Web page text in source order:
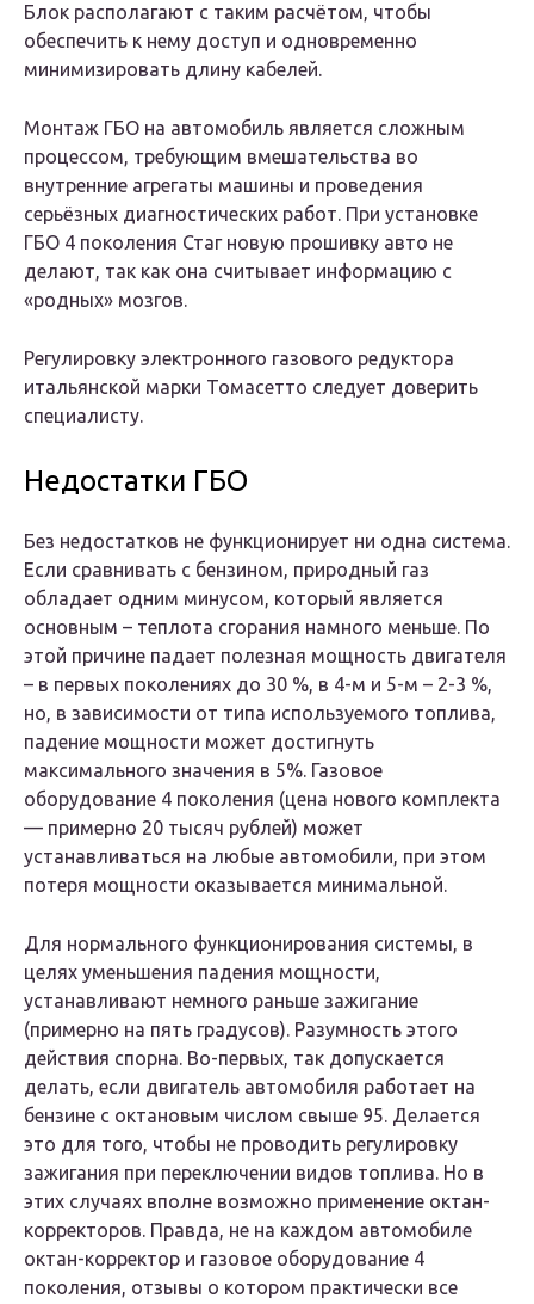
Блок располагают с таким расчётом, чтобы
обеспечить к нему доступ и одновременно
минимизировать длину кабелей.
Монтаж ГБО на автомобиль является сложным
процессом, требующим вмешательства во
внутренние агрегаты машины и проведения
серьёзных диагностических работ. При установке
ГБО 4 поколения Стаг новую прошивку авто не
делают, так как она считывает информацию с
«родных» мозгов.
Регулировку электронного газового редуктора
итальянской марки Томасетто следует доверить
специалисту.
Недостатки ГБО
Без недостатков не функционирует ни одна система.
Если сравнивать с бензином, природный газ
обладает одним минусом, который является
основным – теплота сгорания намного меньше. По
этой причине падает полезная мощность двигателя
– в первых поколениях до 30 %, в 4-м и 5-м – 2-3 %,
но, в зависимости от типа используемого топлива,
падение мощности может достигнуть
максимального значения в 5%. Газовое
оборудование 4 поколения (цена нового комплекта
— примерно 20 тысяч рублей) может
устанавливаться на любые автомобили, при этом
потеря мощности оказывается минимальной.
Для нормального функционирования системы, в
целях уменьшения падения мощности,
устанавливают немного раньше зажигание
(примерно на пять градусов). Разумность этого
действия спорна. Во-первых, так допускается
делать, если двигатель автомобиля работает на
бензине с октановым числом свыше 95. Делается
это для того, чтобы не проводить регулировку
зажигания при переключении видов топлива. Но в
этих случаях вполне возможно применение октан-
корректоров. Правда, не на каждом автомобиле
октан-корректор и газовое оборудование 4
поколения, отзывы о котором практически все